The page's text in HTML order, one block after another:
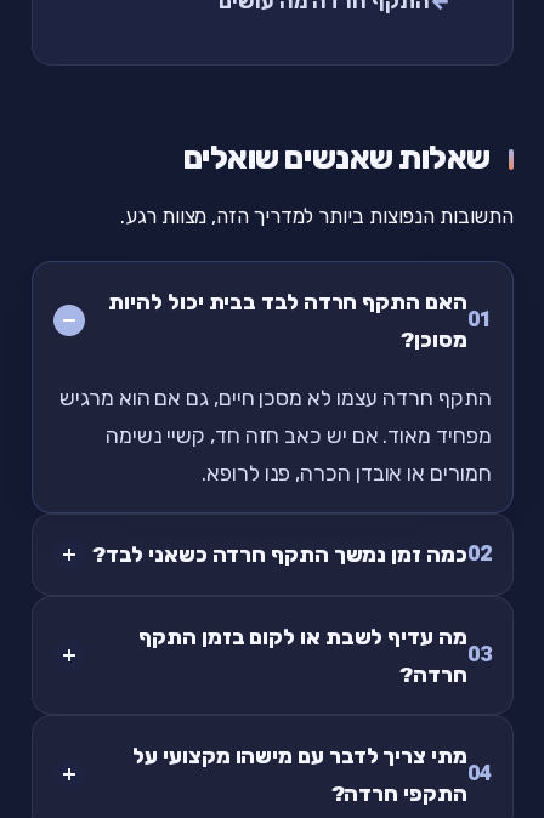
שאלות שאנשים שואלים
התשובות הנפוצות ביותר למדריך הזה, מצוות רגע.
01
האם התקף חרדה לבד בבית יכול להיות
מסוכן?
התקף חרדה עצמו לא מסכן חיים, גם אם הוא מרגיש
מפחיד מאוד. אם יש כאב חזה חד, קשיי נשימה
חמורים או אובדן הכרה, פנו לרופא.
02כמה זמן נמשך התקף חרדה כשאני לבד?
03
מה עדיף לשבת או לקום בזמן התקף
חרדה?
04
מתי צריך לדבר עם מישהו מקצועי על
התקפי חרדה?